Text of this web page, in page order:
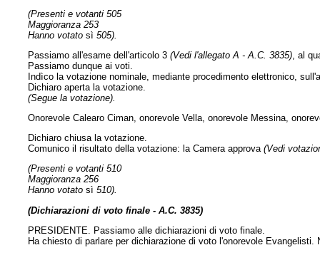
(Presenti e votanti 505
Maggioranza 253
Hanno votato sì505).
Passiamo all'esame dell'articolo 3(Vedi l'allegato A - A.C. 3835) , al
Passiamo dunque ai voti.
Indìco la votazione nominale, mediante procedimento elettronico,
Dichiaro aperta la votazione.
(Segue la votazione).
Onorevole Calearo Ciman, onorevole Vella, onorevole Messina,
Dichiaro chiusa la votazione.
Comunico il risultato della votazione: la Camera approva(Vedi
(Presenti e votanti 510
Maggioranza 256
Hanno votato sì510).
(Dichiarazioni di voto finale - A.C. 3835)
PRESIDENTE. Passiamo alle dichiarazioni di voto finale.
Ha chiesto di parlare per dichiarazione di voto l'onorevole Evangelisti.